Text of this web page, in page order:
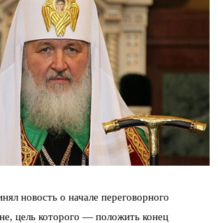
новость о начале переговорного
цель которого — положить конец